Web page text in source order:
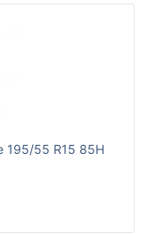
195/55 R15 85H